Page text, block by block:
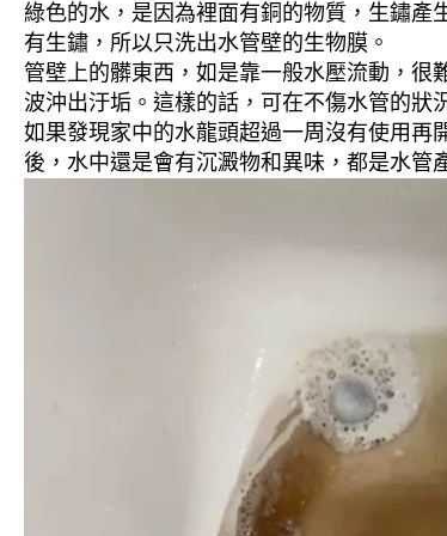
綠色的水，是因為裡面有銅的物質，生鏽產
有生鏽，所以只洗出水管壁的生物膜。
管壁上的髒東西，如是靠一般水壓流動，
波沖出汙垢。這樣的話，可在不傷水管的狀
如果發現家中的水龍頭超過一周沒有使用再
後，水中還是會有沉澱物和異味，都是水管